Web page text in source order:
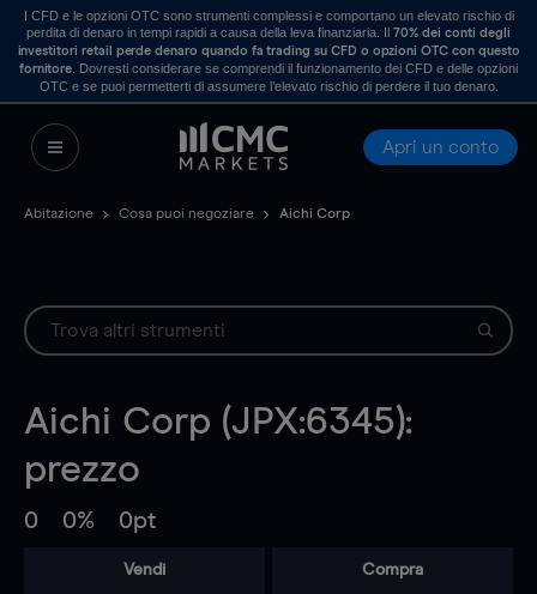
I CFD e le opzioni OTC sono strumenti complessi e comportano un elevato rischio di
perdita di denaro in tempi rapidi a causa della leva finanziaria. Il70% dei conti degli
investitori retail perde denaro quando fa trading su CFD o opzioni OTC con questo
fornitore . Dovresti considerare se comprendi il funzionamento dei CFD e delle opzioni
OTC e se puoi permetterti di assumere l’elevato rischio di perdere il tuo denaro.
Apri un conto
Abitazione Cosa puoi negoziare Aichi Corp
Aichi Corp (JPX:6345):
prezzo
0 0% 0pt
Vendi Compra